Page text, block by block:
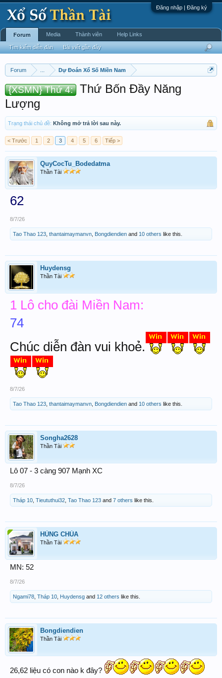
Đăng nhập | Đăng ký
Forum Dự Đoán Xổ Số Miền Nam
{XSMN} Thứ 4:
Thứ Bốn Đầy Năng
Lượng
Trạng thái chủ đề: Không mở trả lời sau này.
< Trước 1 2 3 4 5 6 Tiếp >
QuyCocTu_Bodedatma
Thần Tài
62
8/7/26
Tao Thao 123 thantaimaymanvn Bongdiendien and 10 others like this.
Huydensg
Thần Tài
1 Lô cho đài Miền Nam:
74
Chúc diễn đàn vui khoẻ.
8/7/26
Tao Thao 123 thantaimaymanvn Bongdiendien and 10 others like this.
Songha2628
Thần Tài
Lô 07 - 3 càng 907 Mạnh XC
8/7/26
Tháp 10 Tieututhui32 Tao Thao 123 and 7 others like this.
HÙNG CHÙA
Thần Tài
MN: 52
8/7/26
Ngami78 Tháp 10 Huydensg and 12 others like this.
Bongdiendien
Thần Tài
26,62 liệu có con nào k đây?
Forum
Tìm kiếm diễn đàn Bài viết gần đây
Media Thành viên Help Links